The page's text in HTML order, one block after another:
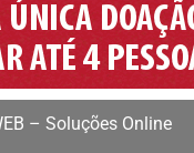
– Soluções Online